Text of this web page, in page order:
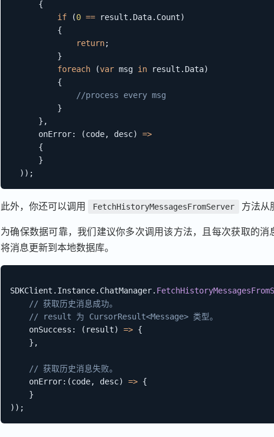
{
if
(0 == result . Data. Count)
{
return;
}
foreach
(var msg in result . Data)
{
//process every msg
}
} ,
onError: (code, desc)
=>
{
}
) ) ;
此外，你还可以调用 FetchHistoryMessagesFromServer 方法从
为确保数据可靠，我们建议你多次调用该方法，且每次获取的
将消息更新到本地数据库。
SDKClient . Instance. ChatManager.
// 获取历史消息成功。
// result 为 CursorResult<Message> 类型。
    onSuccess
: ( result) => {
} ,
// 获取历史消息失败。
    onError
: (code, desc) => {
}
) ) ;